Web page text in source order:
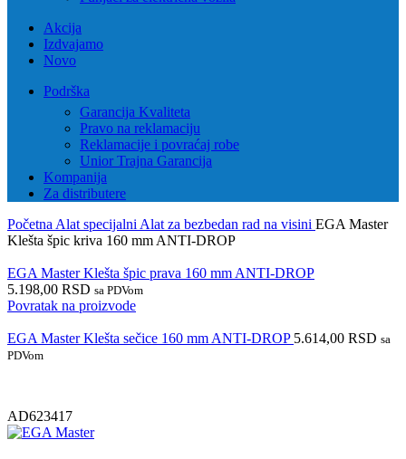
Akcija
Izdvajamo
Novo
Podrška
Garancija Kvaliteta
Pravo na reklamaciju
Reklamacije i povraćaj robe
Unior Trajna Garancija
Kompanija
Za distributere
Početna Alat specijalni Alat za bezbedan rad na visini EGA Master
Klešta špic kriva 160 mm ANTI-DROP
EGA Master Klešta špic prava 160 mm ANTI-DROP
5.198,00 RSD sa PDVom
Povratak na proizvode
EGA Master Klešta sečice 160 mm ANTI-DROP 5.614,00 RSD sa
PDVom
AD623417